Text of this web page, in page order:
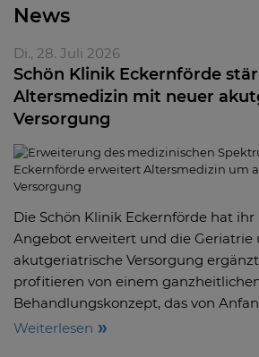
News
Di., 28. Juli 2026
Schön Klinik Eckernförde
Altersmedizin mit neuer
Versorgung
Die Schön Klinik Eckernförde hat
Angebot erweitert und die Geriatrie
akutgeriatrische Versorgung
profitieren von einem
Behandlungskonzept, das von
Weiterlesen